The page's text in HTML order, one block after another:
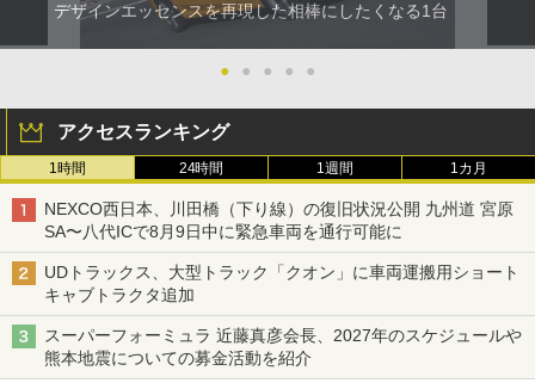
デザインエッセンスを再現した相棒にしたくなる1台
● ● ● ● ●
アクセスランキング
1時間 24時間 1週間 1カ月
NEXCO西日本、川田橋（下り線）の復旧状況公開 九州道 宮原
SA〜八代ICで8月9日中に緊急車両を通行可能に
UDトラックス、大型トラック「クオン」に車両運搬用ショート
キャブトラクタ追加
スーパーフォーミュラ 近藤真彦会長、2027年のスケジュールや
熊本地震についての募金活動を紹介